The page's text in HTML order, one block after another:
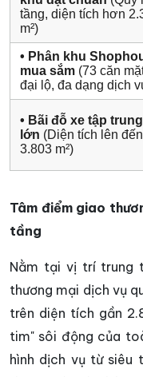
tầng, diện tích hơn
m²)
• Phân khu
mua sắm (73 căn
đại lộ, đa dạng dịch
• Bãi đỗ xe tập
lớn (Diện tích lên đến
3.803 m²)
Tâm điểm giao
tầng
Nằm tại vị trí trung
thương mại dịch vụ
trên diện tích gần
tim" sôi động của
hình dịch vụ từ siêu